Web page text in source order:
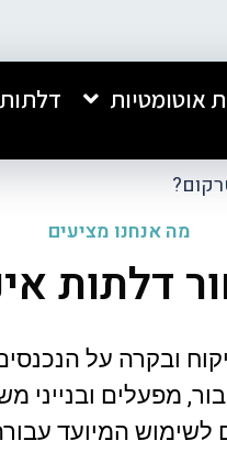
אוטומטיות
מה אנחנו מציעים
דלתות
ובקרה על
מפעלים ובנייני
המיועד
שירות מהיר ומצויין.